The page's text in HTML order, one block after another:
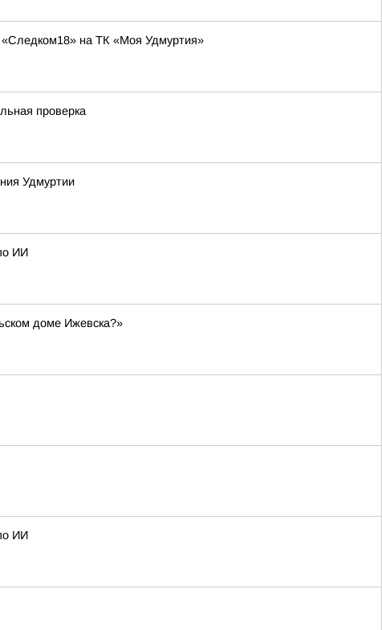
на ТК «Моя Удмуртия»
проверка
Удмуртии
ИИ
доме Ижевска?»
ИИ